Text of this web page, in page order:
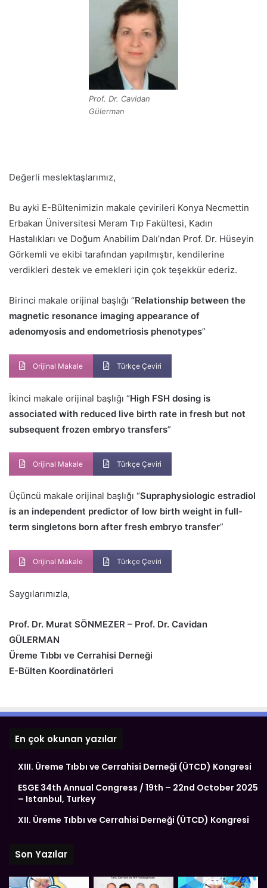
Prof. Dr. Cavidan
Gülerman
Değerli meslektaşlarımız,
Bu ayki E-Bültenimizin makale çevirileri Konya Necmettin
Erbakan Üniversitesi Meram Tıp Fakültesi, Kadın
Hastalıkları ve Doğum Anabilim Dalı’ndan Prof. Dr. Hüseyin
Görkemli ve ekibi tarafından yapılmıştır, kendilerine
verdikleri destek ve emekleri için çok teşekkür ederiz.
Birinci makale orijinal başlığı “Relationship between the
magnetic resonance imaging appearance of
adenomyosis and endometriosis phenotypes”
Orijinal Makale Türkçe Çeviri
İkinci makale orijinal başlığı “High FSH dosing is
associated with reduced live birth rate in fresh but not
subsequent frozen embryo transfers”
Orijinal Makale Türkçe Çeviri
Üçüncü makale orijinal başlığı “Supraphysiologic estradiol
is an independent predictor of low birth weight in full-
term singletons born after fresh embryo transfer”
Orijinal Makale Türkçe Çeviri
Saygılarımızla,
Prof. Dr. Murat SÖNMEZER – Prof. Dr. Cavidan
GÜLERMAN
Üreme Tıbbı ve Cerrahisi Derneği
E-Bülten Koordinatörleri
En çok okunan yazılar
XIII. Üreme Tıbbı ve Cerrahisi Derneği (ÜTCD) Kongresi
ESGE 34th Annual Congress / 19th – 22nd October 2025
– Istanbul, Turkey
XII. Üreme Tıbbı ve Cerrahisi Derneği (ÜTCD) Kongresi
Son Yazılar